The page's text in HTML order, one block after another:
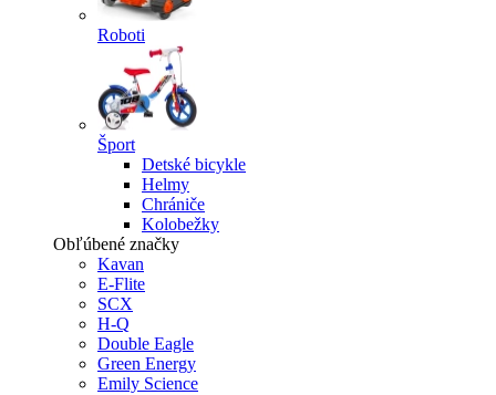
Roboti
Šport
Detské bicykle
Helmy
Chrániče
Kolobežky
Obľúbené značky
Kavan
E-Flite
SCX
H-Q
Double Eagle
Green Energy
Emily Science